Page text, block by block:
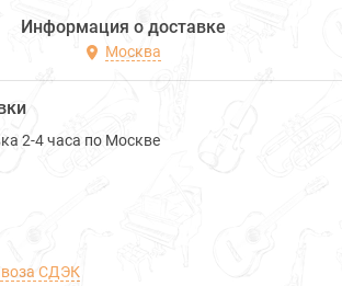
Информация о доставке
Москва
2-4 часа по Москве
СДЭК